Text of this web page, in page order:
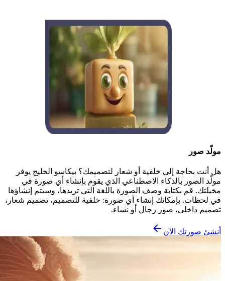
مولّد صور
هل أنت بحاجة إلى خلفية أو شعار لتصميمك؟ بيكاسو الخليج يوفر
مولّد الصور بالذكاء الاصطناعي الذي يقوم بإنشاء أي صورة في
مخيلتك. قم بكتابة وصف الصورة باللغة التي تريدها، وسيتم إنشاؤها
في لحظات. بإمكانك إنشاء أي صورة: خلفية للتصميم، تصميم شعار،
تصميم داخلي، صور رجال أو نساء.
أنشئ صورتك الآن